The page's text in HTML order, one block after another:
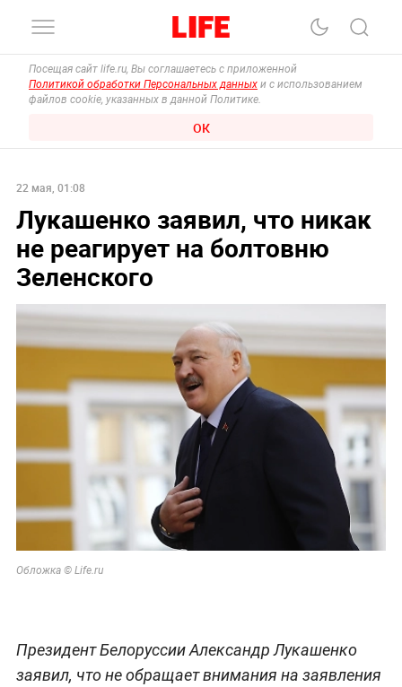
Посещая сайт life.ru, Вы соглашаетесь с приложенной
Политикой обработки Персональных данных и с использованием
файлов cookie, указанных в данной Политике.
ОК
22 мая, 01:08
Лукашенко заявил, что никак
не реагирует на болтовню
Зеленского
Обложка © Life.ru
Президент Белоруссии Александр Лукашенко
заявил, что не обращает внимания на заявления